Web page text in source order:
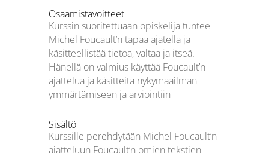
Osaamistavoitteet
Kurssin suoritettuaan opiskelija tuntee
Michel Foucault’n tapaa ajatella ja
käsitteellistää tietoa, valtaa ja itseä.
Hänellä on valmius käyttää Foucault’n
ajattelua ja käsitteitä nykymaailman
ymmärtämiseen ja arviointiin
Sisältö
Kurssille perehdytään Michel Foucault’n
ajatteluun Foucault’n omien tekstien